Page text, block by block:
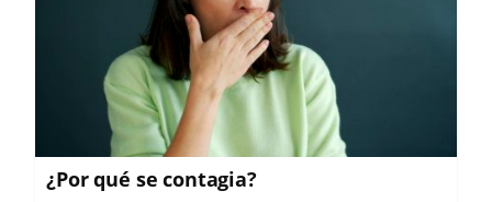
¿Por qué se contagia?